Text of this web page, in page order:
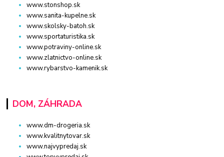
www.stonshop.sk
www.sanita-kupelne.sk
www.skolsky-batoh.sk
www.sportaturistika.sk
www.potraviny-online.sk
www.zlatnictvo-online.sk
www.rybarstvo-kamenik.sk
DOM, ZÁHRADA
www.dm-drogeria.sk
www.kvalitnytovar.sk
www.najvypredaj.sk